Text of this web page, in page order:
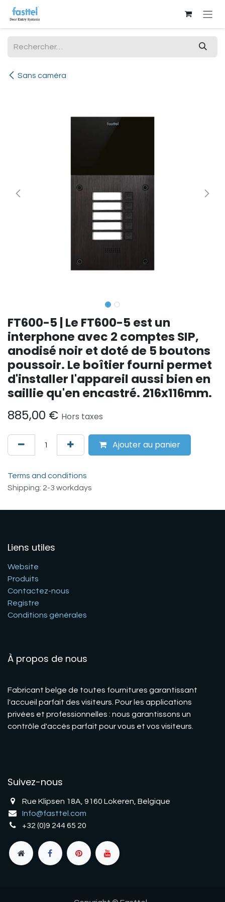
Se rendre au contenu
Sans caméra
FT600-5 | Le FT600-5 est un
interphone avec 2 comptes SIP,
anodisé noir et doté de 5 boutons
poussoir. Le boîtier fourni permet
d'installer l'appareil aussi bien en
saillie qu'en encastré. 216x116mm.
885,00 € Hors taxes
Ajouter au panier
Terms and conditions
Shipping: 2-3 workdays
Liens utiles
Website
Produits
Contactez-nous
Registre
Conditions générales
À propos de nous
Fabricant belge de toutes fournitures garantissant
l'accueil parfait des visiteurs. Pour les applications
privées et professionnelles : nous garantissons un
contrôle d'accès parfait pour vous et vos visiteurs.
Suivez-nous
Rue Klipsen 18A, 9160 Lokeren, Belgique
Info@fasttel.com
+32 (0)9 244 65 20